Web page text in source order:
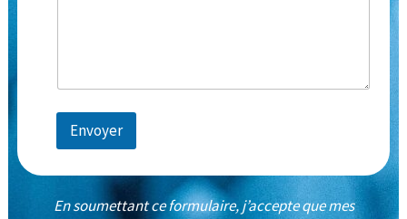
Envoyer
En soumettant ce formulaire, j’accepte que mes